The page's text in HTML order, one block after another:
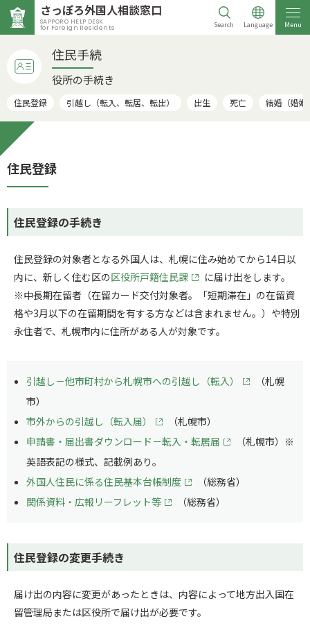
さっぽろ外国人相談窓口
SAPPORO HELP DESK
for Foreign Residents Search Language Menu
住民手続
役所の手続き
住民登録 引越し（転入、転居、転出） 出生 死亡 結婚（婚姻
住民登録
住民登録の手続き
住民登録の対象者となる外国人は、札幌に住み始めてから14日以
内に、新しく住む区の区役所戸籍住民課
に届け出をします。
※中長期在留者（在留カード交付対象者。「短期滞在」の在留資
格や3月以下の在留期間を有する方などは含まれません。）や特別
永住者で、札幌市内に住所がある人が対象です。
引越し－他市町村から札幌市への引越し（転入）
（札幌
市）
市外からの引越し（転入届）
（札幌市）
申請書・届出書ダウンロード－転入・転居届
（札幌市）※
英語表記の様式、記載例あり。
外国人住民に係る住民基本台帳制度
（総務省）
関係資料・広報リーフレット等
（総務省）
住民登録の変更手続き
届け出の内容に変更があったときは、内容によって地方出入国在
留管理局または区役所で届け出が必要です。